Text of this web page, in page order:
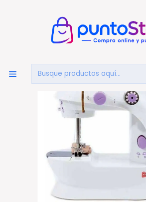
HOGAR Y DECORACIÓN
Máquinas de Coser
Máquina Coser Mini Portátil Con